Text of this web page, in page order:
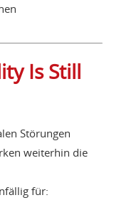
Is Still
Störungen
weiterhin die
für: